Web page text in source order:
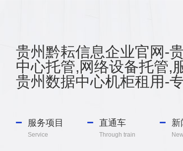
贵州黔耘信息企业官网-
中心托管,网络设备托管,
贵州数据中心机柜租用-
服务项目
Service
直通车
Through train
新